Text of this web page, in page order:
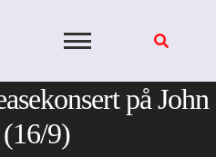
på John
9)